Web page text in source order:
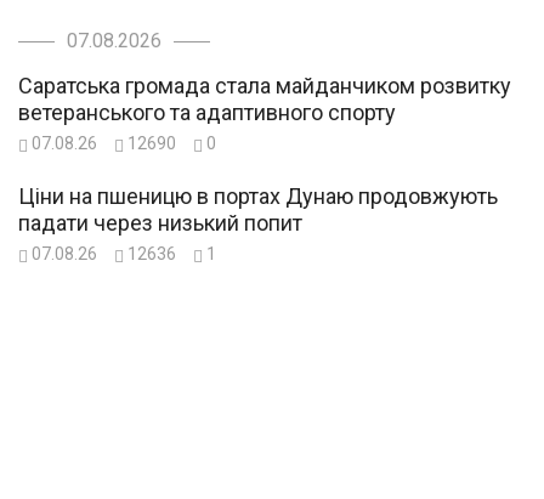
07.08.2026
Саратська громада стала майданчиком розвитку
ветеранського та адаптивного спорту
07.08.26 12690 0
Ціни на пшеницю в портах Дунаю продовжують
падати через низький попит
07.08.26 12636 1